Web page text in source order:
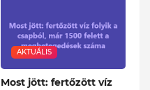
AKTUÁLIS
Most jött: fertőzött víz